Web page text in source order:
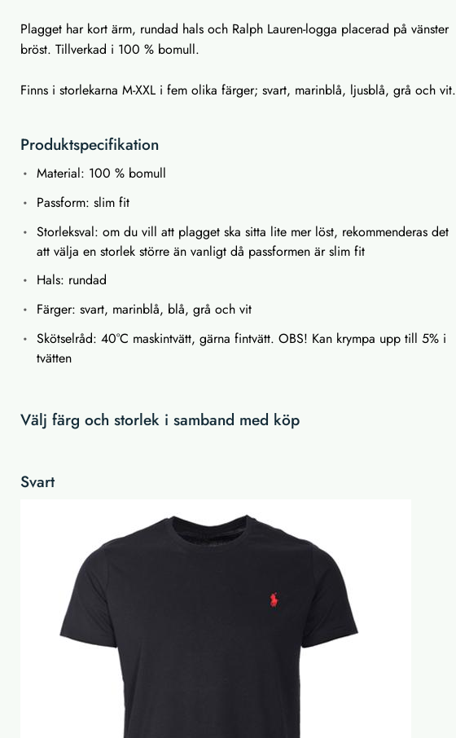
Plagget har kort ärm, rundad hals och Ralph Lauren-logga placerad på vänster
bröst. Tillverkad i 100 % bomull.
Finns i storlekarna M-XXL i fem olika färger; svart, marinblå, ljusblå, grå och vit.
Produktspecifikation
Material: 100 % bomull
Passform: slim fit
Storleksval: om du vill att plagget ska sitta lite mer löst, rekommenderas det
att välja en storlek större än vanligt då passformen är slim fit
Hals: rundad
Färger: svart, marinblå, blå, grå och vit
Skötselråd: 40°C maskintvätt, gärna fintvätt. OBS! Kan krympa upp till 5% i
tvätten
Välj färg och storlek i samband med köp
Svart